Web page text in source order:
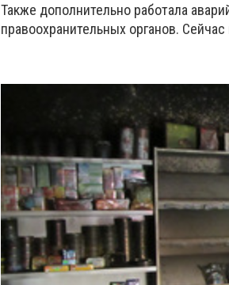
Также дополнительно работала
правоохранительных органов.